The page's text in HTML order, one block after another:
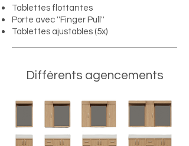
Tablettes flottantes
Porte avec ''Finger Pull''
Tablettes ajustables (5x)
Différents agencements